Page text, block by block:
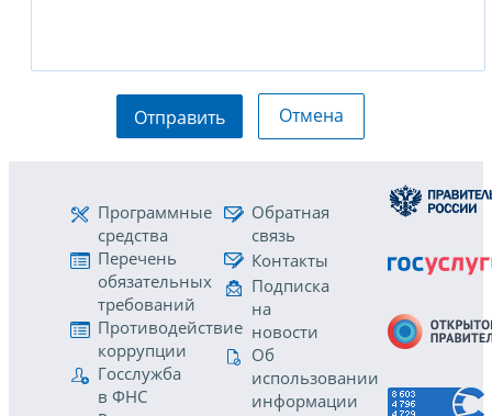
Отправить Отмена
Программные
средства
Перечень
обязательных
требований
Противодействие
коррупции
Госслужба
в ФНС
Обратная
связь
Контакты
Подписка
на
новости
Об
использовании
информации